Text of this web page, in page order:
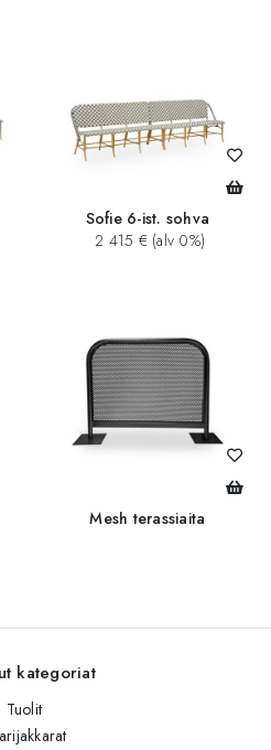
Sofie 6-ist. sohva
2 415 € (alv 0%)
Mesh terassiaita
kategoriat
Tuolit